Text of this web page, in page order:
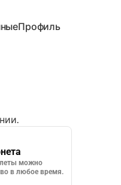
Профиль
можно
в любое время.